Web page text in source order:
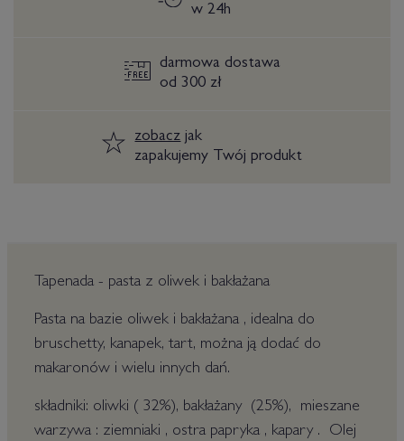
w 24h
darmowa dostawa
od 300 zł
zobaczjak
zapakujemy Twój produkt
Tapenada - pasta z oliwek i bakłażana
Pasta na bazie oliwek i bakłażana , idealna do
bruschetty, kanapek, tart, można ją dodać do
makaronów i wielu innych dań.
składniki: oliwki ( 32%), bakłażany (25%), mieszane
warzywa : ziemniaki , ostra papryka , kapary . Olej